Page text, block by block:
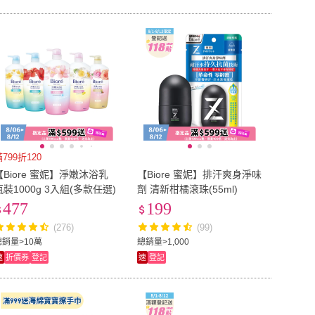
799折120
Biore 蜜妮】淨嫩沐浴乳
裝1000g 3入組(多款任選)
銷量>10萬
477
(276)
折價券 登記
【Biore 蜜妮】排汗爽身淨味
劑 清新柑橘滾珠(55ml)
總銷量>1,000
199
(99)
速 登記